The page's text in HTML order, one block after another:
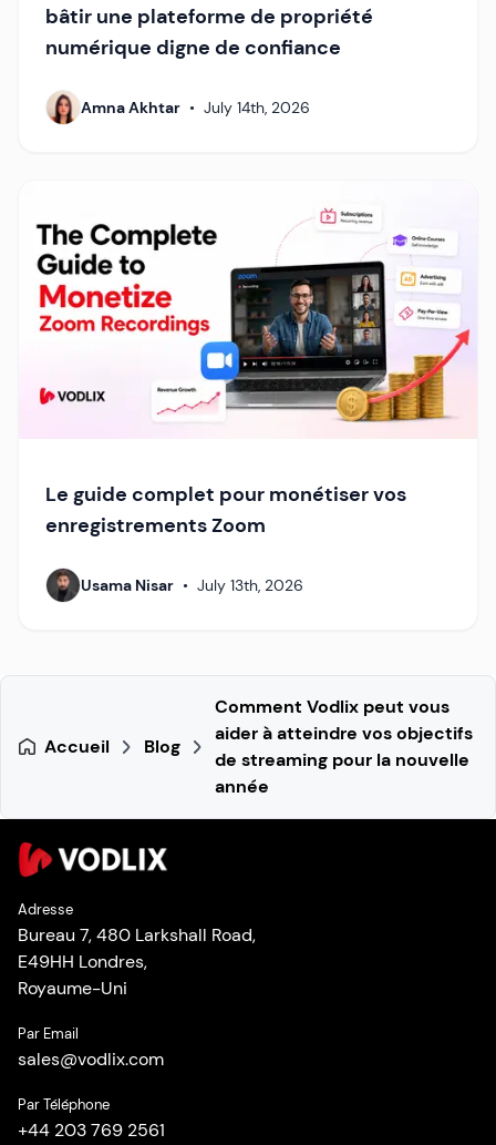
bâtir une plateforme de propriété
numérique digne de confiance
Amna Akhtar • July 14th, 2026
Le guide complet pour monétiser vos
enregistrements Zoom
Usama Nisar • July 13th, 2026
Accueil Blog
Comment Vodlix peut vous
aider à atteindre vos objectifs
de streaming pour la nouvelle
année
Adresse
Bureau 7, 480 Larkshall Road,
E49HH Londres,
Royaume-Uni
Par Email
sales@vodlix.com
Par Téléphone
+44 203 769 2561